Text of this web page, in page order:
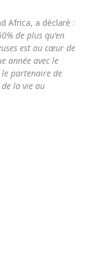
Africa, a déclaré :
de plus qu’en
est au cœur de
année avec le
le partenaire de
la vie au